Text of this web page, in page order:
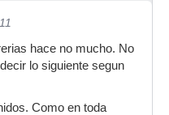
hace no mucho. No
lo siguiente segun
Como en toda